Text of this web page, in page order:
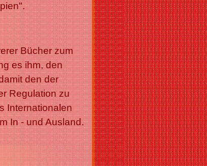
Bücher zum
es ihm, den
den der
Regulation zu
Internationalen
In - und Ausland.